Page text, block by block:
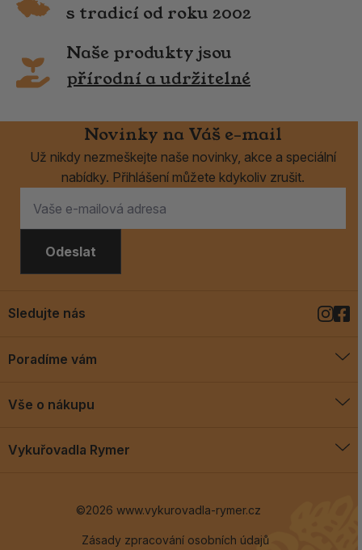
s tradicí od roku 2002
Naše produkty jsou
přírodní a udržitelné
Novinky na Váš e-mail
Už nikdy nezmeškejte naše novinky, akce a speciální
nabídky. Přihlášení můžete kdykoliv zrušit.
Odeslat
Poradíme vám
Blog
Vše o nákupu
Vykuřovadla Rymer
Sledujte nás
©2026 www.vykurovadla-rymer.cz
Zásady zpracování osobních údajů